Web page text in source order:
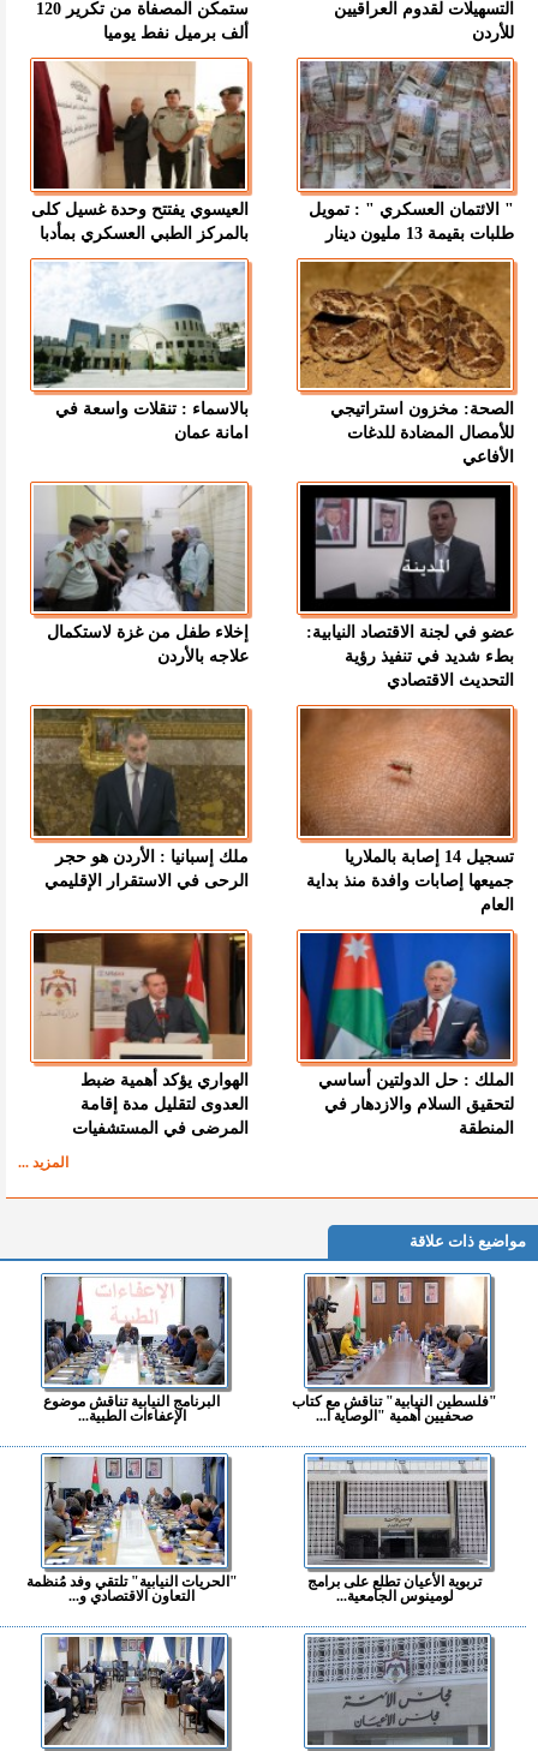
التسهيلات لقدوم العراقيين
للأردن
ستمكن المصفاة من تكرير 120
ألف برميل نفط يوميا
" الائتمان العسكري " : تمويل
طلبات بقيمة 13 مليون دينار
العيسوي يفتتح وحدة غسيل كلى
بالمركز الطبي العسكري بمأدبا
الصحة: مخزون استراتيجي
للأمصال المضادة للدغات
الأفاعي
بالاسماء : تنقلات واسعة في
امانة عمان
عضو في لجنة الاقتصاد النيابية:
بطء شديد في تنفيذ رؤية
التحديث الاقتصادي
إخلاء طفل من غزة لاستكمال
علاجه بالأردن
تسجيل 14 إصابة بالملاريا
جميعها إصابات وافدة منذ بداية
العام
ملك إسبانيا : الأردن هو حجر
الرحى في الاستقرار الإقليمي
الملك : حل الدولتين أساسي
لتحقيق السلام والازدهار في
المنطقة
الهواري يؤكد أهمية ضبط
العدوى لتقليل مدة إقامة
المرضى في المستشفيات
المزيد ...
مواضيع ذات علاقة
"فلسطين النيابية" تناقش مع كتاب
صحفيين أهمية "الوصاية ا...
البرنامج النيابية تناقش موضوع
الإعفاءات الطبية...
تربوية الأعيان تطلع على برامج
لومينوس الجامعية...
"الحريات النيابية" تلتقي وفد مُنظمة
التعاون الاقتصادي و...